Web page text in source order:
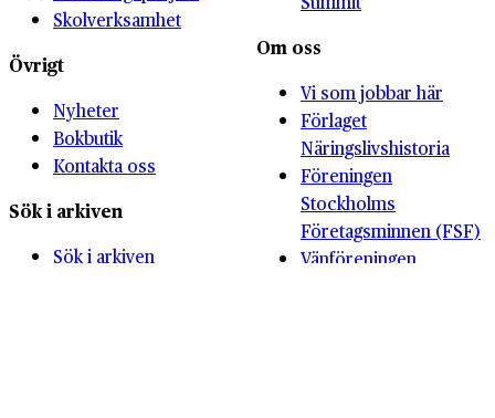
Skolverksamhet
Övrigt
Nyheter
Bokbutik
Kontakta oss
Sök i arkiven
Sök i arkiven
Om oss
Vi som jobbar här
Förlaget
Näringslivshistoria
Föreningen
Stockholms
Företagsminnen (FSF)
Vänföreningen